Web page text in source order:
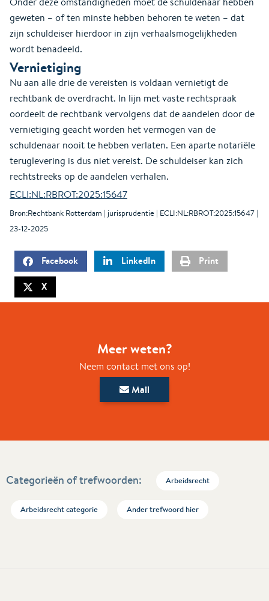
geweten – of ten minste hebben behoren te weten – dat
zijn schuldeiser hierdoor in zijn verhaalsmogelijkheden
wordt benadeeld.
Vernietiging
Nu aan alle drie de vereisten is voldaan vernietigt de
rechtbank de overdracht. In lijn met vaste rechtspraak
oordeelt de rechtbank vervolgens dat de aandelen door de
vernietiging geacht worden het vermogen van de
schuldenaar nooit te hebben verlaten. Een aparte notariële
teruglevering is dus niet vereist. De schuldeiser kan zich
rechtstreeks op de aandelen verhalen.
ECLI:NL:RBROT:2025:15647
Bron:Rechtbank Rotterdam | jurisprudentie | ECLI:NL:RBROT:2025:15647 |
23-12-2025
Facebook LinkedIn Print
X
Meer weten?
Neem contact met ons op!
Mail
Categorieën of trefwoorden: Arbeidsrecht
Arbeidsrecht categorie Ander trefwoord hier